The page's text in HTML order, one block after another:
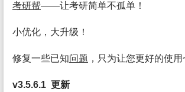
考研帮——让考研简单不孤单！
小优化，大升级！
修复一些已知问题 ，只为让您更好的使用
v3.5.6.1 更新